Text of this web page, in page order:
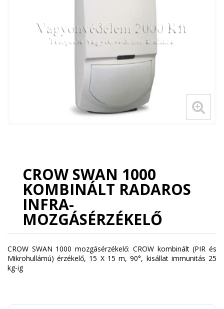
CROW SWAN 1000
KOMBINÁLT RADAROS
INFRA-
MOZGÁSÉRZÉKELŐ
CROW SWAN 1000 mozgásérzékelő: CROW kombinált (PIR és
Mikrohullámú) érzékelő, 15 X 15 m, 90°, kisállat immunitás 25
kg-ig